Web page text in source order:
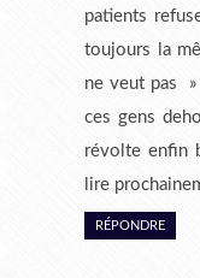
patients
toujours la
ne veut pas
ces gens
révolte enfin
lire
RÉPONDRE